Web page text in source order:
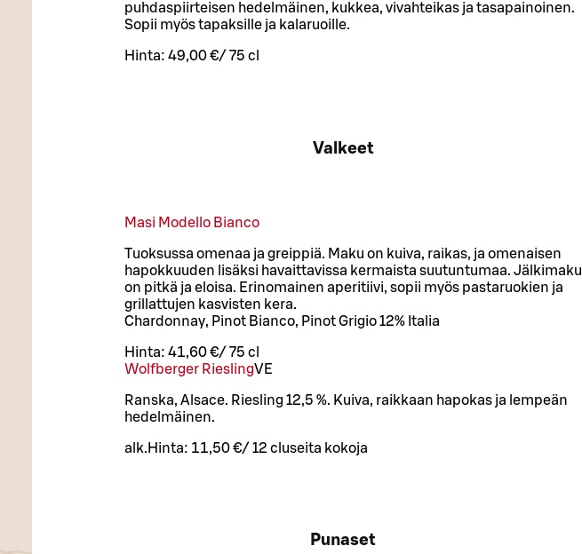
puhdaspiirteisen hedelmäinen, kukkea, vivahteikas ja tasapainoinen.
Sopii myös tapaksille ja kalaruoille.
Hinta: 49,00 €/ 75 cl
Valkeet
Masi Modello Bianco
Tuoksussa omenaa ja greippiä. Maku on kuiva, raikas, ja omenaisen
hapokkuuden lisäksi havaittavissa kermaista suutuntumaa. Jälkimaku
on pitkä ja eloisa. Erinomainen aperitiivi, sopii myös pastaruokien ja
grillattujen kasvisten kera.
Chardonnay, Pinot Bianco, Pinot Grigio 12% Italia
Hinta: 41,60 €/ 75 cl
Wolfberger RieslingVE
Ranska, Alsace. Riesling 12,5 %. Kuiva, raikkaan hapokas ja lempeän
hedelmäinen.
alk. Hinta: 11,50 €/ 12 cl useita kokoja
Punaset